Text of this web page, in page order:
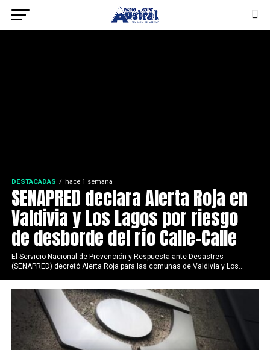
DESTACADAS hace 1 semana
SENAPRED declara Alerta Roja en
Valdivia y Los Lagos por riesgo
de desborde del río Calle-Calle
El Servicio Nacional de Prevención y Respuesta ante Desastres
(SENAPRED) decretó Alerta Roja para las comunas de Valdivia y Los...